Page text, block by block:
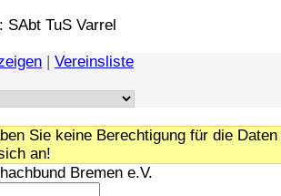
SAbt TuS Varrel
| Vereinsliste
Sie keine Berechtigung für die
an!
Bremen e.V.